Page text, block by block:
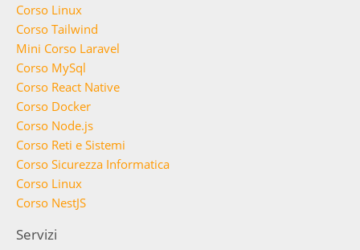
Corso Linux
Corso Tailwind
Mini Corso Laravel
Corso MySql
Corso React Native
Corso Docker
Corso Node.js
Corso Reti e Sistemi
Corso Sicurezza Informatica
Corso Linux
Corso NestJS
Servizi